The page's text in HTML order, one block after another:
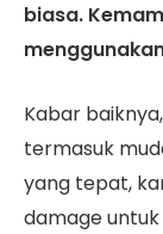
biasa.
Kabar
termasuk
yang tepat,
damage